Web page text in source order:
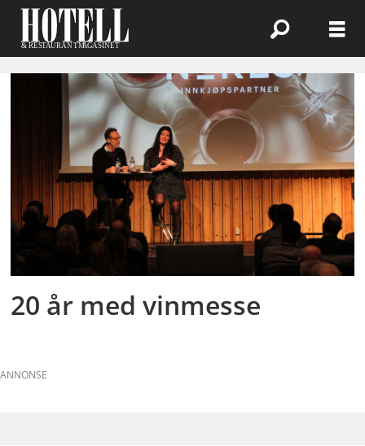
Emne:
nores
vinmesse
20 år med vinmesse
ANNONSE